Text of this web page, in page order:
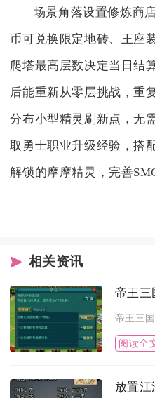
场景角落设置修炼商
币可兑换限定地砖、王座
爬塔最高层数决定当日结
后能重新从零层挑战，重
分布小型精灵刷新点，无
取勇士职业升级经验，搭
解锁的摩摩精灵，完善
相关资讯
帝王三
阅读全